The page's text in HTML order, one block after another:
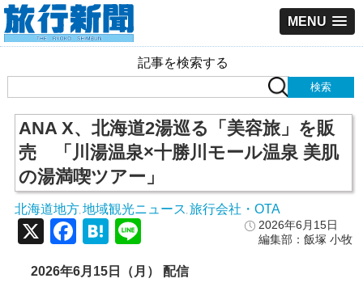
MENU
記事を検索する
ANA X、北海道2湯巡る「美容旅」を販
売 「川湯温泉×十勝川モール温泉 美肌
の湯満喫ツアー」
北海道地方 地域観光ニュース 旅行会社・OTA
2026年6月15日
編集部：飯塚 小牧
X Facebook
Hatena
2026年6月15日（月） 配信